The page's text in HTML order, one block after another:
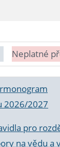
Neplatné
2026/2027
pro
na vědu a